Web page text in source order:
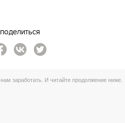
поделиться